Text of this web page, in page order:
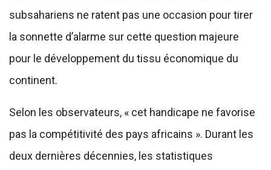
subsahariens ne ratent pas une occasion pour tirer
la sonnette d’alarme sur cette question majeure
pour le développement du tissu économique du
continent.
Selon les observateurs, « cet handicape ne favorise
pas la compétitivité des pays africains ». Durant les
deux dernières décennies, les statistiques